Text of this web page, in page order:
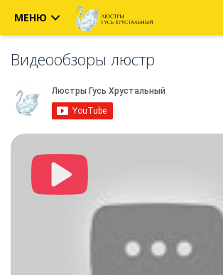
МЕНЮ
Видеообзоры люстр